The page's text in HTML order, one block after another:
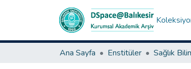
Ana Sayfa Enstitüler Sağlık